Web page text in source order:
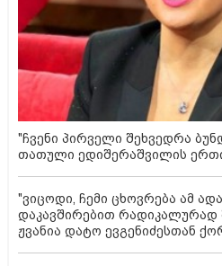
"ჩვენი პირველი შეხვედრა
თათული ედიშერაშვილის ერთი
"ვიცოდი, ჩემი ცხოვრება ამ
დაკავშირებით რადიკალურად
ჟვანია დატო ევგენიძესთან